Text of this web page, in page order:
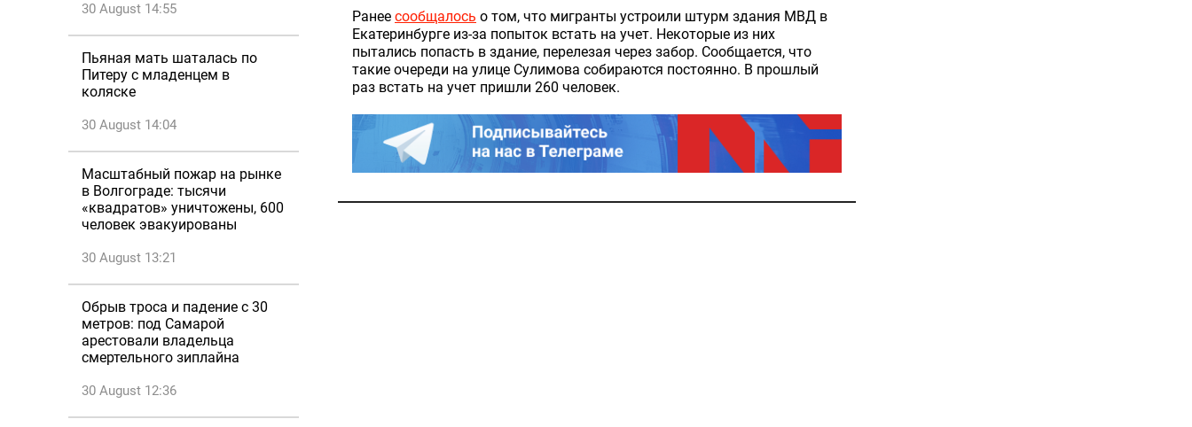
30 August 14:55
Пьяная мать шаталась по
Питеру с младенцем в
коляске
30 August 14:04
Масштабный пожар на рынке
в Волгограде: тысячи
«квадратов» уничтожены, 600
человек эвакуированы
30 August 13:21
Обрыв троса и падение с 30
метров: под Самарой
арестовали владельца
смертельного зиплайна
30 August 12:36
Ранее сообщалось о том, что мигранты устроили штурм здания МВД в
Екатеринбурге из-за попыток встать на учет. Некоторые из них
пытались попасть в здание, перелезая через забор. Сообщается, что
такие очереди на улице Сулимова собираются постоянно. В прошлый
раз встать на учет пришли 260 человек.